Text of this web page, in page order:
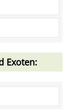
Exoten: